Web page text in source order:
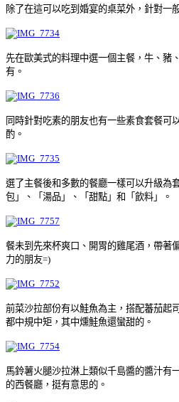
除了在這可以吃到婚宴的桌菜外，針對一
先在歐美式的料理中選一個主餐，牛、豬
有。
同時針對吃素的朋友也有一些素食套餐可
酌。
選了主餐後和多數的餐廳一樣可以升級為
包」、「湯品」、「甜點」和「飲料」。
餐未到先來杯爽口、開胃的雞尾酒，帶著
力的朋友=)
前菜沙拉部份有以鮭魚為主，搭配蕃茄起
都中規中矩，其中燻鮭魚還蠻甜的。
馬鈴薯火腿沙拉淋上類似千島醬的醬汁有
的西餐廳，挺有意思的。